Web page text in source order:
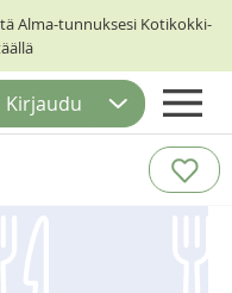
Alma-tunnuksesi Kotikokki-
Kirjaudu